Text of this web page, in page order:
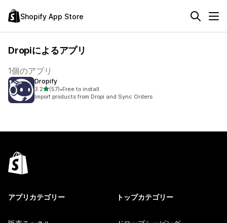
Shopify App Store
Dropiによるアプリ
1個のアプリ
Dropify
3.25つ星中
(57)
合計レビュー数：57件
•Free to install
Import products from Dropi and Sync Orders
アプリカテゴリー トップカテゴリー